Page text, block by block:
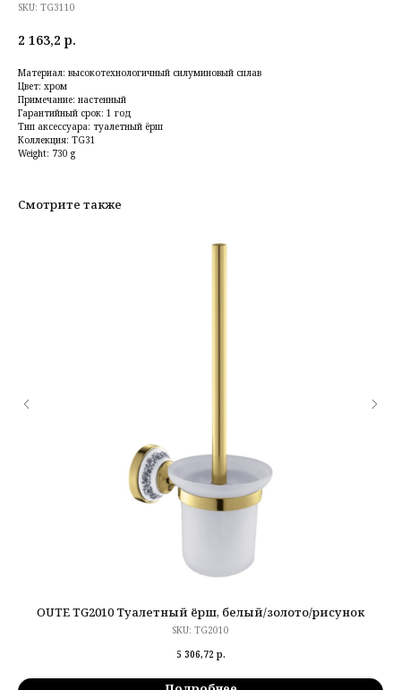
SKU: TG3110
2 163,2 р.
Материал: высокотехнологичный силуминовый сплав
Цвет: хром
Примечание: настенный
Гарантийный срок: 1 год
Тип аксессуара: туалетный ёрш
Коллекция: TG31
Weight: 730 g
Смотрите также
OUTE TG2010 Туалетный ёрш, белый/золото/рисунок
SKU: TG2010
5 306,72 р.